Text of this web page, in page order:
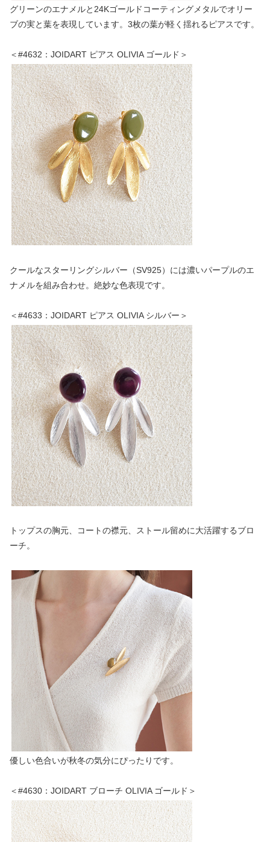
グリーンのエナメルと24Kゴールドコーティングメタルでオリー
ブの実と葉を表現しています。3枚の葉が軽く揺れるピアスです。
＜#4632：JOIDART ピアス OLIVIA ゴールド＞
クールなスターリングシルバー（SV925）には濃いパープルのエ
ナメルを組み合わせ。絶妙な色表現です。
＜#4633：JOIDART ピアス OLIVIA シルバー＞
トップスの胸元、コートの襟元、ストール留めに大活躍するブロ
ーチ。
優しい色合いが秋冬の気分にぴったりです。
＜#4630：JOIDART ブローチ OLIVIA ゴールド＞